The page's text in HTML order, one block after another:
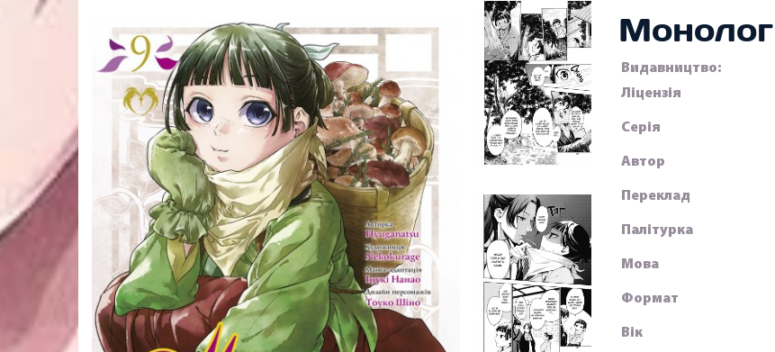
Видавництво:
Ліцензія
Серія
Автор
Переклад
Палітурка
Мова
Формат
Вік